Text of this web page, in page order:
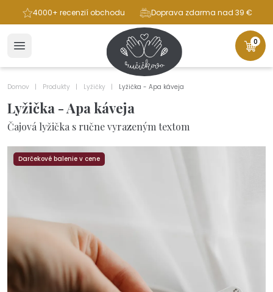
4000+ recenzií obchodu Doprava zdarma nad 39 €
0
Domov Produkty Lyžičky Lyžička - Apa káveja
Lyžička - Apa káveja
Čajová lyžička s ručne vyrazeným textom
Darčekové balenie v cene